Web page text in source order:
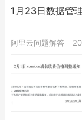
1月23日数据管
阿里云问题解答